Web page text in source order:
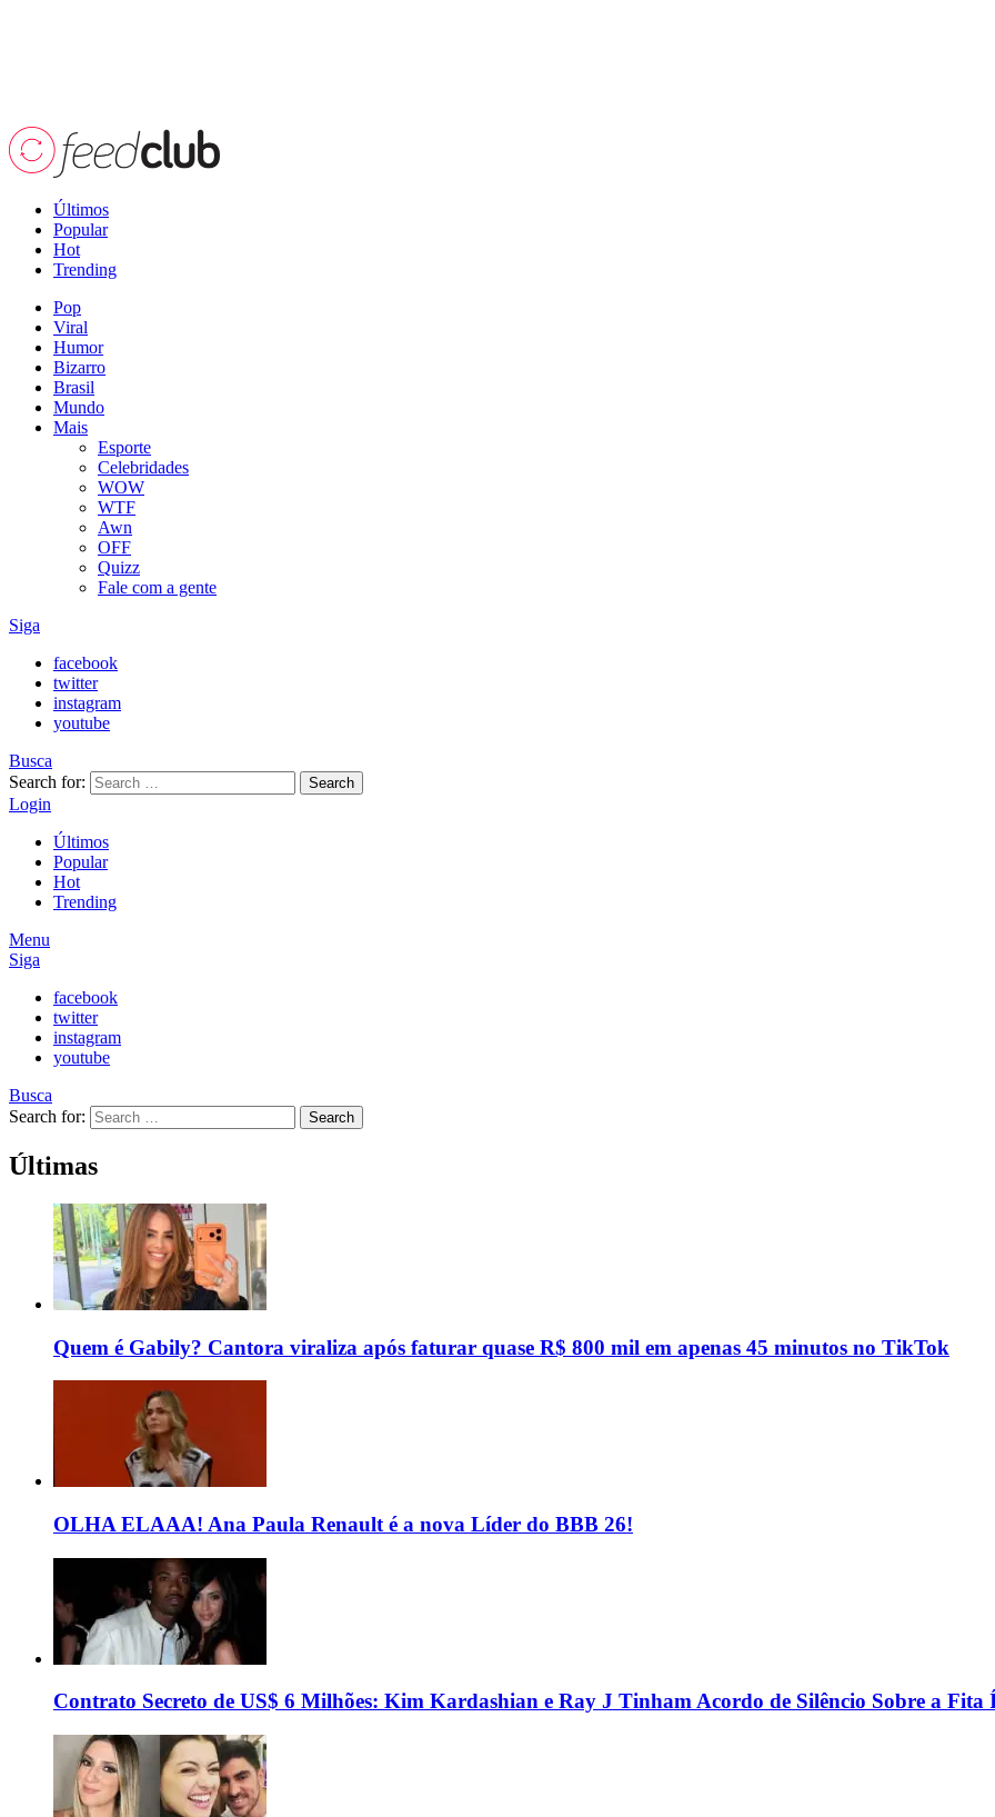
Últimos
Popular
Hot
Trending
Pop
Viral
Humor
Bizarro
Brasil
Mundo
Mais
Esporte
Celebridades
WOW
WTF
Awn
OFF
Quizz
Fale com a gente
Siga
facebook
twitter
instagram
youtube
Busca
Search for:
Search
Login
Últimos
Popular
Hot
Trending
Menu
Siga
facebook
twitter
instagram
youtube
Busca
Search for:
Search
Últimas
Quem é Gabily? Cantora viraliza após faturar quase R$ 800 mil em apenas 45 minutos no TikTok
OLHA ELAAA! Ana Paula Renault é a nova Líder do BBB 26!
Contrato Secreto de US$ 6 Milhões: Kim Kardashian e Ray J Tinham Acordo de Silêncio Sobre a Fita